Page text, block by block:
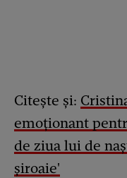
Citește și:
emoționant
de ziua lui de
șiroaie'